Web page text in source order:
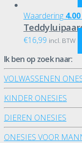
Waardering 4.00
€16,99 incl. BTW
Ik ben op zoek naar:
VOLWASSENEN
KINDER ONESIES
DIEREN ONESIES
ONESIES VOOR